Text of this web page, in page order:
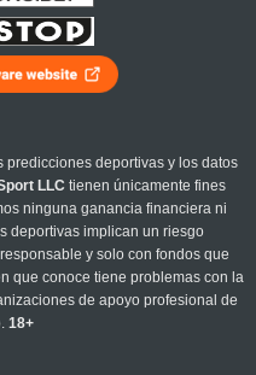
predicciones deportivas y los datos
LLC tienen únicamente fines
ninguna ganancia financiera ni
deportivas implican un riesgo
y solo con fondos que
que conoce tiene problemas con la
de apoyo profesional de
18+